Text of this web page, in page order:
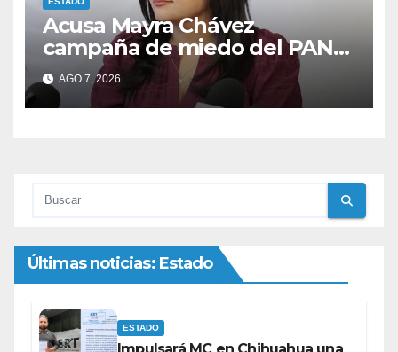
Acusa Mayra Chávez
campaña de miedo del PAN
con espectaculares contra
Morena
AGO 7, 2026
Últimas noticias: Estado
ESTADO
Impulsará MC en Chihuahua una